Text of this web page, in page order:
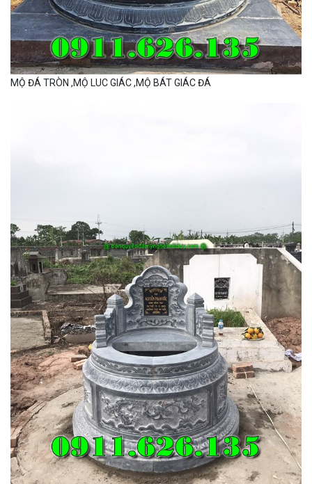
MỘ ĐÁ TRÒN ,MỘ LUC GIÁC ,MỘ BÁT GIÁC ĐÁ